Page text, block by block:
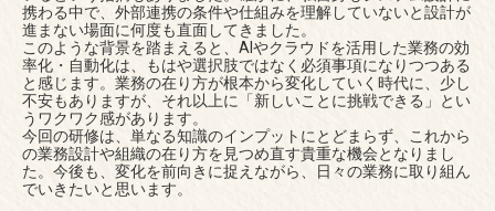
携わる中で、外部連携の条件や仕組みを理解していないと設計が
進まない場面に何度も直面してきました。
このような背景を踏まえると、AIやクラウドを活用した業務の効
率化・自動化は、もはや選択肢ではなく必須事項になりつつある
と感じます。業務の在り方が根本から変化していく時代に、少し
不安もありますが、それ以上に「新しいことに挑戦できる」とい
うワクワク感があります。
今回の研修は、単なる知識のインプットにとどまらず、これから
の業務設計や組織の在り方を見つめ直す貴重な機会となりまし
た。今後も、変化を前向きに捉えながら、日々の業務に取り組ん
でいきたいと思います。